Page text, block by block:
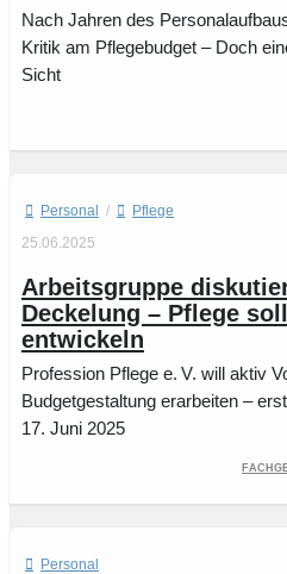
Nach Jahren des
Kritik am Pflegebudget – Doch
Sicht
Personal /
Pflege
25.06.2025
Arbeitsgruppe
Deckelung – Pflege
entwickeln
Profession Pflege e. V. will aktiv
Budgetgestaltung erarbeiten –
17. Juni 2025
Personal